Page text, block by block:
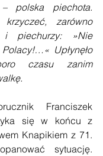
polska piechota.
krzyczeć, zarówno
i piechurzy: »Nie
Upłynęło
czasu zanim
Franciszek
się w końcu z
Knapikiem z 71.
sytuację.